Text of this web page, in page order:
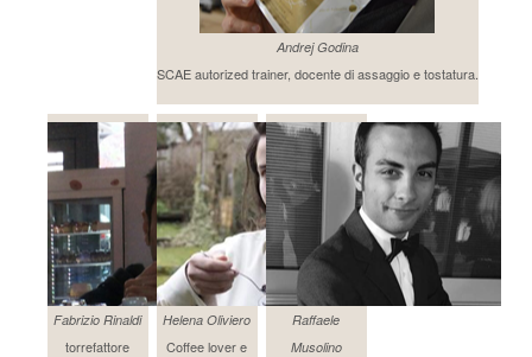
Andrej Godina
SCAE autorized trainer, docente di assaggio e tostatura.
Fabrizio Rinaldi
torrefattore
Helena Oliviero
Coffee lover e
Raffaele
Musolino